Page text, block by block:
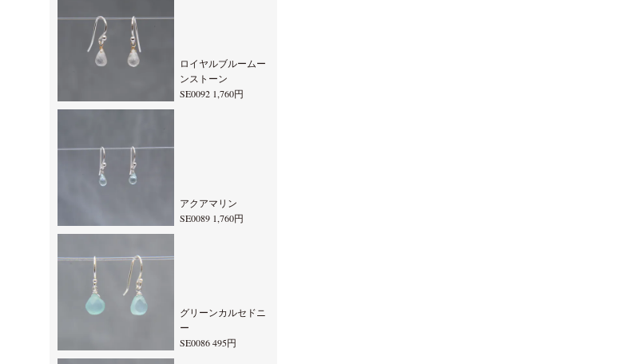
ロイヤルブルームー
ンストーン
SE0092 1,760円
アクアマリン
SE0089 1,760円
グリーンカルセドニ
ー
SE0086 495円